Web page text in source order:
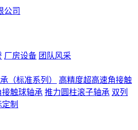
厂房设备 团队风采
（标准系列）
高精度超高速角接触
触球轴承 推力圆柱滚子轴承 双列
制